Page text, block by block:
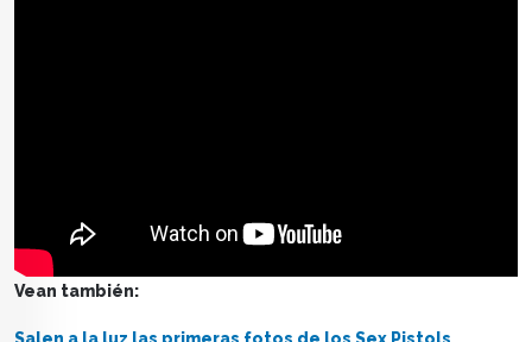
Vean también:
Salen a la luz las primeras fotos de los Sex Pistols